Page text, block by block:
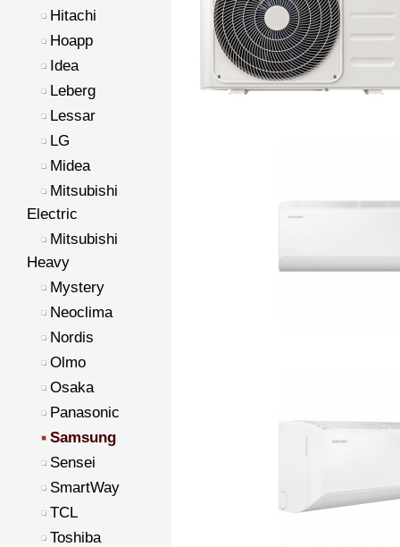
Hitachi
Hoapp
Idea
Leberg
Lessar
LG
Midea
Mitsubishi
Electric
Mitsubishi
Heavy
Mystery
Neoclima
Nordis
Olmo
Osaka
Panasonic
Samsung
Sensei
SmartWay
TCL
Toshiba